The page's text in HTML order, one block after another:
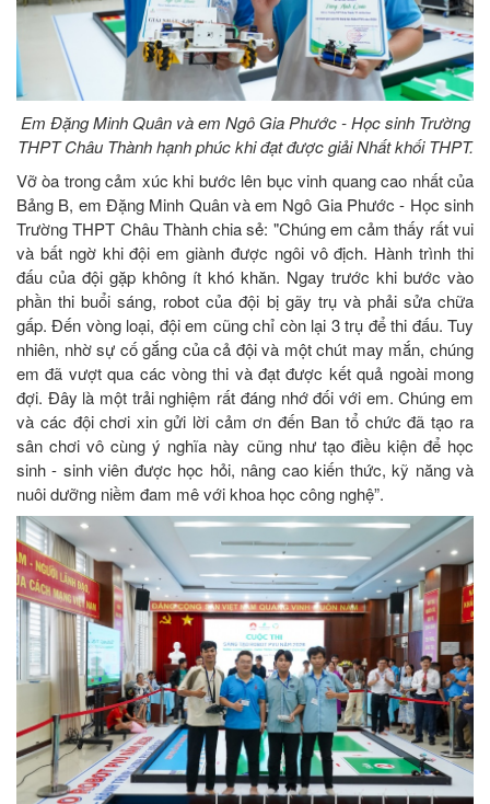
Em Đặng Minh Quân và em Ngô Gia Phước - Học sinh Trường
THPT Châu Thành hạnh phúc khi đạt được giải Nhất khối THPT.
Vỡ òa trong cảm xúc khi bước lên bục vinh quang cao nhất của
Bảng B, em Đặng Minh Quân và em Ngô Gia Phước - Học sinh
Trường THPT Châu Thành chia sẻ: "Chúng em cảm thấy rất vui
và bất ngờ khi đội em giành được ngôi vô địch. Hành trình thi
đấu của đội gặp không ít khó khăn. Ngay trước khi bước vào
phần thi buổi sáng, robot của đội bị gãy trụ và phải sửa chữa
gấp. Đến vòng loại, đội em cũng chỉ còn lại 3 trụ để thi đấu. Tuy
nhiên, nhờ sự cố gắng của cả đội và một chút may mắn, chúng
em đã vượt qua các vòng thi và đạt được kết quả ngoài mong
đợi. Đây là một trải nghiệm rất đáng nhớ đối với em. Chúng em
và các đội chơi xin gửi lời cảm ơn đến Ban tổ chức đã tạo ra
sân chơi vô cùng ý nghĩa này cũng như tạo điều kiện để học
sinh - sinh viên được học hỏi, nâng cao kiến thức, kỹ năng và
nuôi dưỡng niềm đam mê với khoa học công nghệ”.